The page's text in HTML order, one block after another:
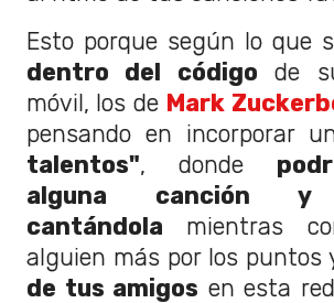
Esto porque según lo que
dentro del código de
móvil, los de Mark
pensando en incorporar
talentos", donde
alguna canción y
cantándola mientras
alguien más por los puntos
de tus amigos en esta